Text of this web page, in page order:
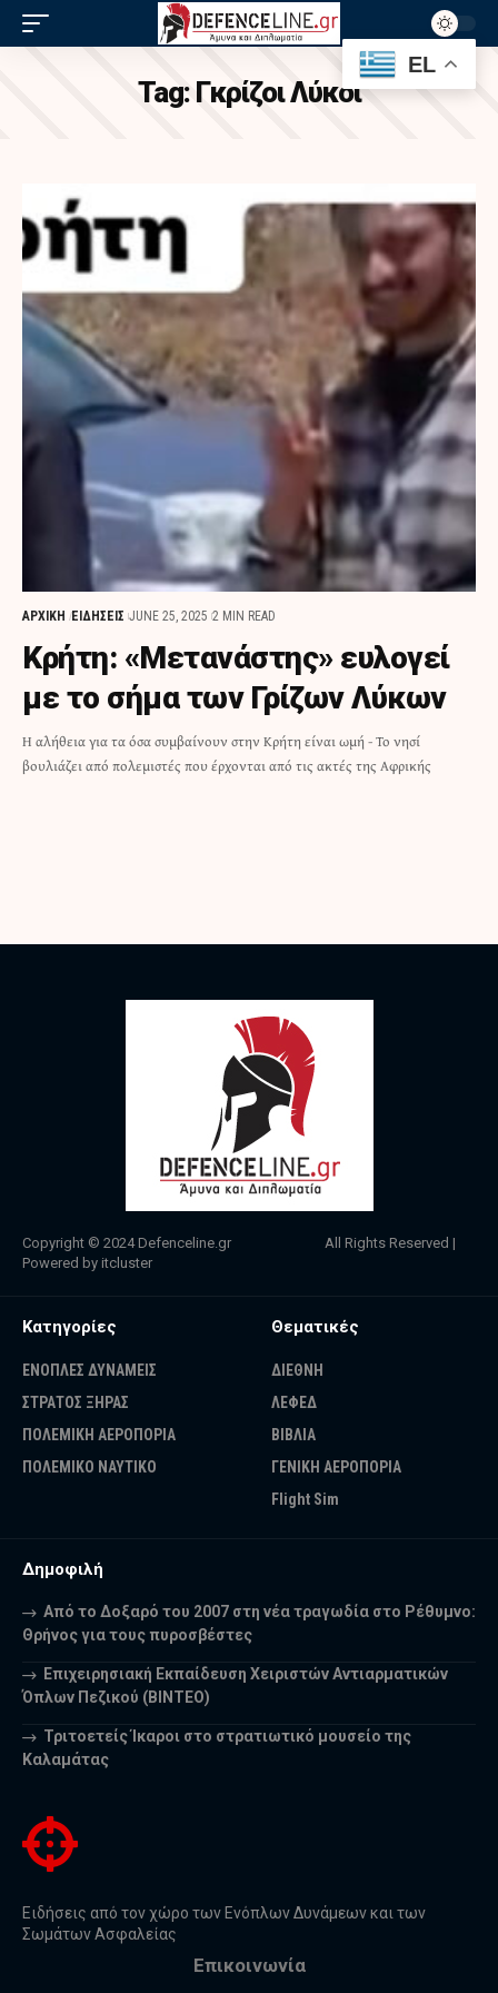
Tag: Γκρίζοι Λύκοι
ΑΡΧΙΚΗ ΕΙΔΗΣΕΙΣ JUNE 25, 2025 2 MIN READ
Κρήτη: «Μετανάστης» ευλογεί
με το σήμα των Γρίζων Λύκων
Η αλήθεια για τα όσα συμβαίνουν στην Κρήτη είναι ωμή - Το νησί
βουλιάζει από πολεμιστές που έρχονται από τις ακτές της Αφρικής
Copyright © 2024 Defenceline.gr All Rights Reserved |
Powered by itcluster
Κατηγορίες
ΕΝΟΠΛΕΣ ΔΥΝΑΜΕΙΣ
ΣΤΡΑΤΟΣ ΞΗΡΑΣ
ΠΟΛΕΜΙΚΗ ΑΕΡΟΠΟΡΙΑ
ΠΟΛΕΜΙΚΟ ΝΑΥΤΙΚΟ
Θεματικές
ΔΙΕΘΝΗ
ΛΕΦΕΔ
ΒΙΒΛΙΑ
ΓΕΝΙΚΗ ΑΕΡΟΠΟΡΙΑ
Flight Sim
Δημοφιλή
Από το Δοξαρό του 2007 στη νέα τραγωδία στο Ρέθυμνο:
Θρήνος για τους πυροσβέστες
Επιχειρησιακή Εκπαίδευση Χειριστών Αντιαρματικών
Όπλων Πεζικού (ΒΙΝΤΕΟ)
Τριτοετείς Ίκαροι στο στρατιωτικό μουσείο της
Καλαμάτας
Ειδήσεις από τον χώρο των Ενόπλων Δυνάμεων και των
Σωμάτων Ασφαλείας
Επικοινωνία
EL